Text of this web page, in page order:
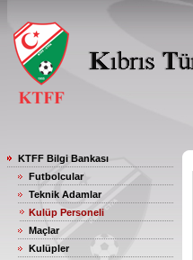
KTFF Bilgi Bankası
Futbolcular
Teknik Adamlar
Kulüp Personeli
Maçlar
Kulüpler